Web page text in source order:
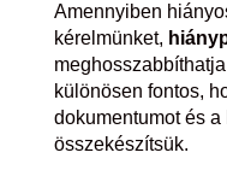
Amennyiben
kérelmünket,
különösen fontos,
dokumentumot és
összekészítsük.